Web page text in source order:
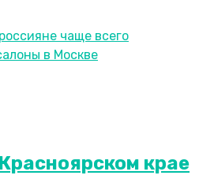
крае